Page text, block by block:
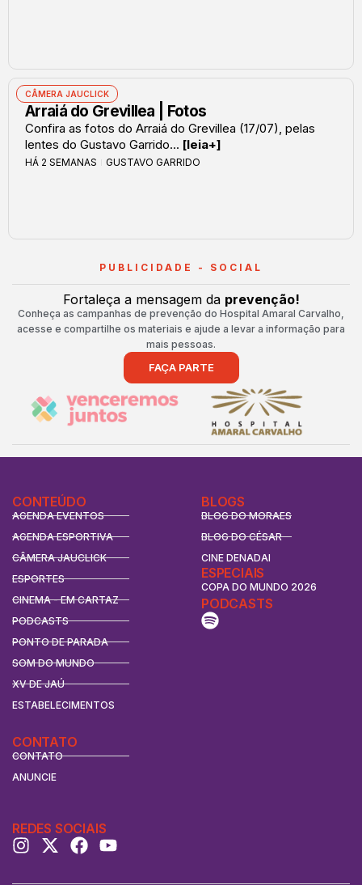
CÂMERA JAUCLICK
Arraiá do Grevillea | Fotos
Confira as fotos do Arraiá do Grevillea (17/07), pelas
lentes do Gustavo Garrido... [leia+]
HÁ 2 SEMANAS GUSTAVO GARRIDO
PUBLICIDADE - SOCIAL
Fortaleça a mensagem da prevenção!
Conheça as campanhas de prevenção do Hospital Amaral Carvalho,
acesse e compartilhe os materiais e ajude a levar a informação para
mais pessoas.
FAÇA PARTE
CONTEÚDO
AGENDA EVENTOS
AGENDA ESPORTIVA
CÂMERA JAUCLICK
ESPORTES
CINEMA - EM CARTAZ
PODCASTS
PONTO DE PARADA
SOM DO MUNDO
XV DE JAÚ
ESTABELECIMENTOS
BLOGS
BLOG DO MORAES
BLOG DO CÉSAR
CINE DENADAI
ESPECIAIS
COPA DO MUNDO 2026
CONTATO
CONTATO
ANUNCIE
PODCASTS
REDES SOCIAIS